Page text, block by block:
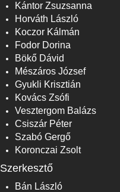
Kántor Zsuzsanna
Horváth László
Koczor Kálmán
Fodor Dorina
Bökő Dávid
Mészáros József
Gyukli Krisztián
Kovács Zsófi
Vesztergom Balázs
Csiszár Péter
Szabó Gergő
Koronczai Zsolt
Szerkesztő
Bán László